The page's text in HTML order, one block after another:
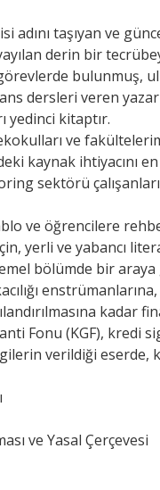
adını taşıyan ve
derin bir
bulunmuş,
dersleri veren
yedinci kitaptır.
ve
kaynak ihtiyacını
sektörü
tablo ve öğrencilere
yerli ve yabancı
bölümde bir
kadar
Fonu (KGF),
verildiği
ve Yasal Çerçevesi